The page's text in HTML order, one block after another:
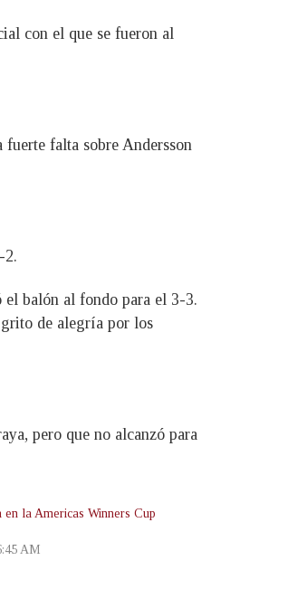
con el que se fueron al
falta sobre Andersson
2.
el balón al fondo para el 3-3.
de alegría por los
pero que no alcanzó para
la Americas Winners Cup
AM